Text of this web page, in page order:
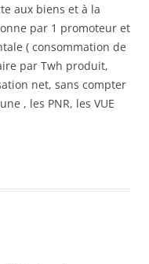
aux biens et à la
par 1 promoteur et
( consommation de
par Twh produit,
net, sans compter
, les PNR, les VUE